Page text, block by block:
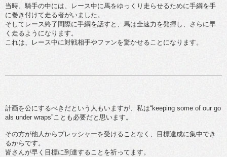
当時、騎手の中には、レース中に馬をゆっくり走らせるために手綱を手
に巻き付けて走る者がいました。
そしてレース終了間際に手綱を話すと、馬は全速力を発揮し、さらに早
く走るようになります。
これは、レース中に対戦相手やファンを驚かせることになります。
計画を公にするべきだという人もいますが、私は“keeping some of our go
als under wraps”ことも必要だと思います。
その方が他人からプレッシャーを受けることなく、目標達成に集中でき
るからです。
皆さんが早く目標に到達することを祈ってます。